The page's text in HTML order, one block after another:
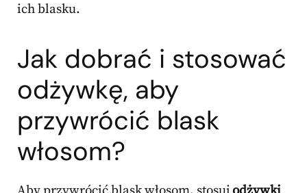
ich blasku.
Jak dobrać i stosować
odżywkę, aby
przywrócić blask
włosom?